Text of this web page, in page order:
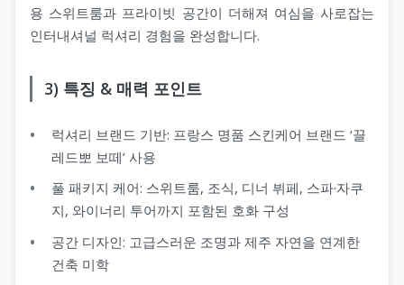
용 스위트룸과 프라이빗 공간이 더해져 여심을 사로잡는
인터내셔널 럭셔리 경험을 완성합니다.
3) 특징 & 매력 포인트
럭셔리 브랜드 기반: 프랑스 명품 스킨케어 브랜드 ‘끌
레드뽀 보떼’ 사용
풀 패키지 케어: 스위트룸, 조식, 디너 뷔페, 스파·자쿠
지, 와이너리 투어까지 포함된 호화 구성
공간 디자인: 고급스러운 조명과 제주 자연을 연계한
건축 미학